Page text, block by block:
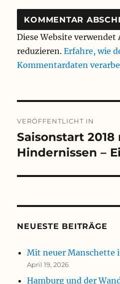
Diese Website
reduzieren.Erfahre, wie
Kommentardaten
VERÖFFENTLICHT IN
Saisonstart 2018
Hindernissen –
NEUESTE BEITRÄGE
Mit neuer Manschette
April 19, 2026
Hamburg und der